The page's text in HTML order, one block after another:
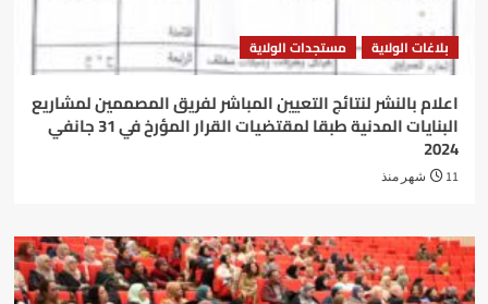
بلاغات الولاية مستجدات الولاية
اعلام بالنشر لنتائج التعيين المباشر لفريق المصممين لمشاريع
البنايات المدنية طبقا لمقتضيات القرار المؤرخ في 31 جانفي
2024
11 شهر منذ